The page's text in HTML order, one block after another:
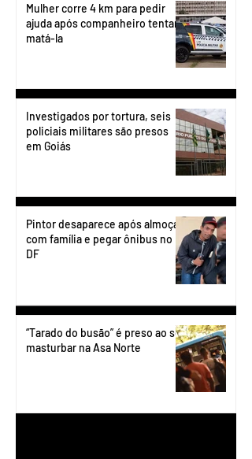
Mulher corre 4 km para pedir
ajuda após companheiro tentar
matá-la
Investigados por tortura, seis
policiais militares são presos
em Goiás
Pintor desaparece após almoçar
com família e pegar ônibus no
DF
“Tarado do busão” é preso ao se
masturbar na Asa Norte